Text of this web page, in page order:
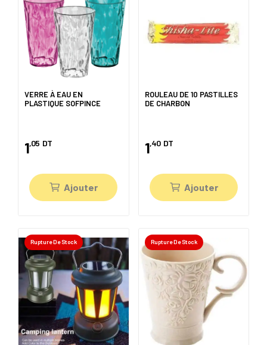
VERRE À EAU EN
PLASTIQUE SOFPINCE
1,05 DT
Ajouter
ROULEAU DE 10 PASTILLES
DE CHARBON
1,40 DT
Ajouter
Rupture De Stock Rupture De Stock